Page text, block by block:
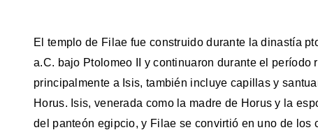
El templo de Filae fue construido durante la dinastía
a.C. bajo Ptolomeo II y continuaron durante el período
principalmente a Isis, también incluye capillas y
Horus. Isis, venerada como la madre de Horus y la
del panteón egipcio, y Filae se convirtió en uno de los